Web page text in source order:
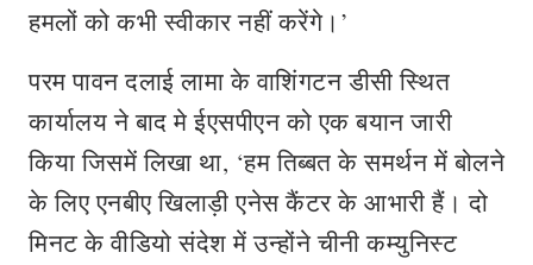
हमलों को कभी स्वीकार नहीं करेंगे।’
परम पावन दलाई लामा के वाशिंगटन डीसी स्थित
कार्यालय ने बाद मे ईएसपीएन को एक बयान जारी
किया जिसमें लिखा था, ‘हम तिब्बत के समर्थन में बोलने
के लिए एनबीए खिलाड़ी एनेस कैंटर के आभारी हैं। दो
मिनट के वीडियो संदेश में उन्होंने चीनी कम्युनिस्ट